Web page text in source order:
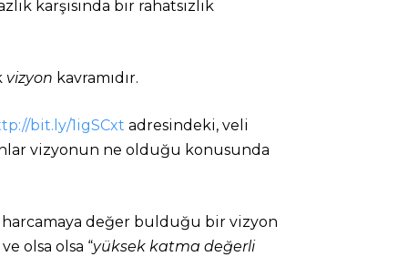
karşısında bir rahatsızlık
vizyon kavramıdır.
bit.ly/1igSCxt adresindeki, veli
vizyonun ne olduğu konusunda
değer bulduğu bir vizyon
olsa olsa “yüksek katma değerli